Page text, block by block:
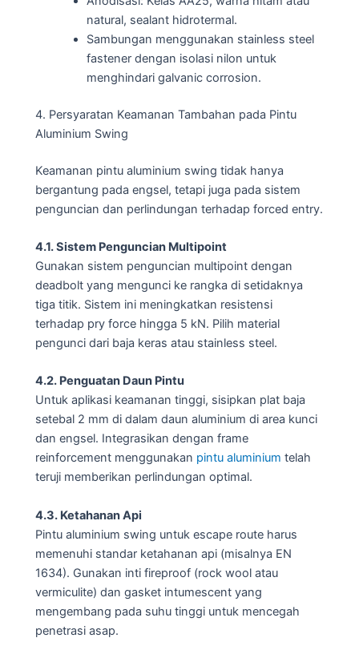
natural, sealant hidrotermal.
Sambungan menggunakan stainless steel
fastener dengan isolasi nilon untuk
menghindari galvanic corrosion.
4. Persyaratan Keamanan Tambahan pada Pintu
Aluminium Swing
Keamanan pintu aluminium swing tidak hanya
bergantung pada engsel, tetapi juga pada sistem
penguncian dan perlindungan terhadap forced entry.
4.1. Sistem Penguncian Multipoint
Gunakan sistem penguncian multipoint dengan
deadbolt yang mengunci ke rangka di setidaknya
tiga titik. Sistem ini meningkatkan resistensi
terhadap pry force hingga 5 kN. Pilih material
pengunci dari baja keras atau stainless steel.
4.2. Penguatan Daun Pintu
Untuk aplikasi keamanan tinggi, sisipkan plat baja
setebal 2 mm di dalam daun aluminium di area kunci
dan engsel. Integrasikan dengan frame
reinforcement menggunakan pintu aluminium telah
teruji memberikan perlindungan optimal.
4.3. Ketahanan Api
Pintu aluminium swing untuk escape route harus
memenuhi standar ketahanan api (misalnya EN
1634). Gunakan inti fireproof (rock wool atau
vermiculite) dan gasket intumescent yang
mengembang pada suhu tinggi untuk mencegah
penetrasi asap.